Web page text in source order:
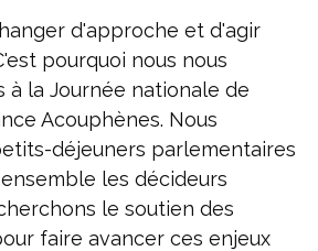
d'approche et d'agir
pourquoi nous nous
à la Journée nationale de
Acouphènes. Nous
déjeuners parlementaires
les décideurs
le soutien des
faire avancer ces enjeux